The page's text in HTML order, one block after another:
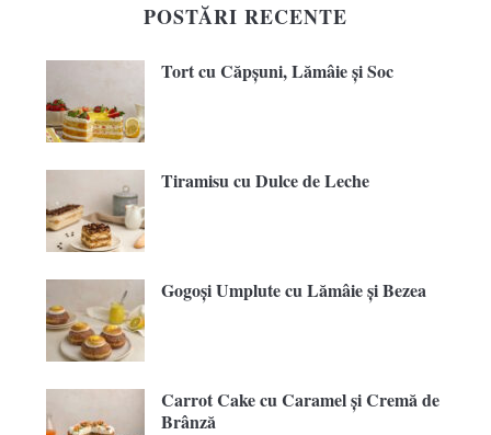
POSTĂRI RECENTE
Tort cu Căpșuni, Lămâie și Soc
Tiramisu cu Dulce de Leche
Gogoși Umplute cu Lămâie și Bezea
Carrot Cake cu Caramel și Cremă de
Brânză